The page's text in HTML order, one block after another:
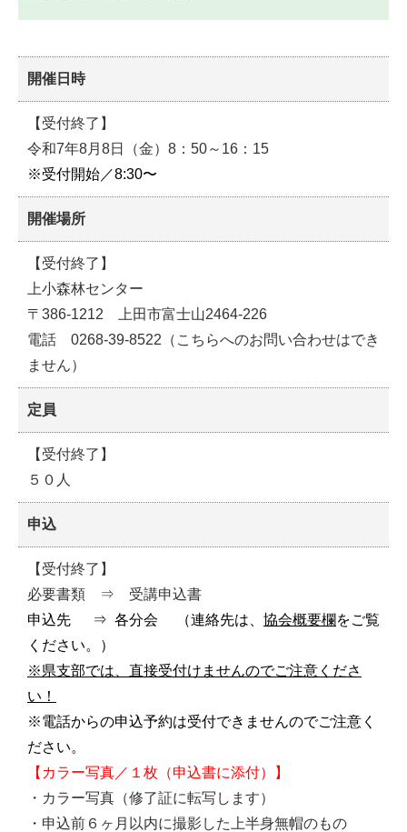
開催日時
【受付終了】
令和7年8月8日（金）8：50～16：15
※受付開始／8:30〜
開催場所
【受付終了】
上小森林センター
〒386-1212 上田市富士山2464-226
電話 0268-39-8522（こちらへのお問い合わせはでき
ません）
定員
【受付終了】
５０人
申込
【受付終了】
必要書類 ⇒ 受講申込書
申込先 ⇒ 各分会 （連絡先は、 協会概要欄をご覧
ください。）
※県支部では、直接受付けませんのでご注意くださ
い！
※電話からの申込予約は受付できませんのでご注意く
ださい。
【カラー写真／１枚（申込書に添付）】
・カラー写真（修了証に転写します）
・申込前６ヶ月以内に撮影した上半身無帽のもの